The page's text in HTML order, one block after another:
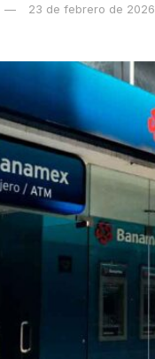
23 de febrero de 2026